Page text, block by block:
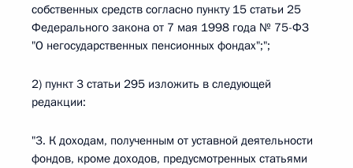
собственных средств согласно пункту 15 статьи 25
Федерального закона от 7 мая 1998 года № 75-ФЗ
"О негосударственных пенсионных фондах";";
2) пункт 3 статьи 295 изложить в следующей
редакции:
"3. К доходам, полученным от уставной деятельности
фондов, кроме доходов, предусмотренных статьями